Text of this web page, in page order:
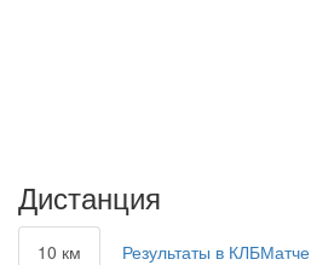
Дистанция
10 км Результаты в КЛБМатче